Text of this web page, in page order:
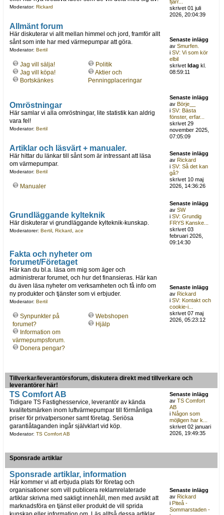
Moderator: Rickard
fjärr...
skrivet 01 juli
2026, 20:04:39
Allmänt forum
Här diskuterar vi allt mellan himmel och jord, framför allt
sånt som inte har med värmepumpar att göra.
Moderator: Bertil
Jag vill sälja!
Jag vill köpa!
Bortskänkes
Politik
Aktier och
Penningplaceringar
Senaste inlägg
avSmurfen.
iSV: Vi som kör
elbil
skrivetIdag kl.
08:59:11
Omröstningar
Här samlar vi alla omröstningar, lite statistik kan aldrig
vara fel!
Moderator: Bertil
Senaste inlägg
avBörje__
iSV: Bästa
fönster, erfar...
skrivet 29
november 2025,
07:05:09
Artiklar och läsvärt + manualer.
Här hittar du länkar till sånt som är intressant att läsa
om värmepumpar.
Moderator: Bertil
Manualer
Senaste inlägg
avRickard
iSV: Så det kan
gå?
skrivet 10 maj
2026, 14:36:26
Grundläggande kylteknik
Här diskuterar vi grundläggande kylteknik-kunskap.
Moderatorer: Bertil, Rickard ace
Senaste inlägg
avSW
iSV: Grundig
FRYS Kanske...
skrivet 03
februari 2026,
09:14:30
Fakta och nyheter om
forumet/Företaget
Här kan du bl.a. läsa om mig som äger och
administrerar forumet, och hur det finansieras. Här kan
du även läsa nyheter om verksamheten och få info om
ny produkter och tjänster som vi erbjuder.
Moderator: Bertil
Synpunkter på
forumet?
Information om
värmepumpsforum.
Donera pengar?
Webshopen
Hjälp
Senaste inlägg
avRickard
iSV: Kontakt och
cookie-i...
skrivet 07 maj
2026, 05:23:12
Tillverkar/leverantörsforum, diskutera direkt med tillverkare och
leverantörer här!
TS Comfort AB
Tidigare TS Fastighesservice, leverantör av kända
kvalitetsmärken inom luftvärmepumpar till förmånliga
priser för privatpersoner samt företag. Seriösa
garantiåtaganden ingår självklart vid köp.
Moderator: TS Comfort AB
Senaste inlägg
avTS Comfort
AB
iNågon som
möjligen har k...
skrivet 02 januari
2026, 19:49:35
Sponsrade artiklar
Sponsrade artiklar, information
Här kommer vi att erbjuda plats för företag och
organisationer som vill publicera reklamrelaterade
artiklar skrivna med sakligt innehåll, men med avsikt att
marknadsföra en tjänst eller produkt de vill sprida
Senaste inlägg
avRickard
iPiteå -
Sommarstaden -